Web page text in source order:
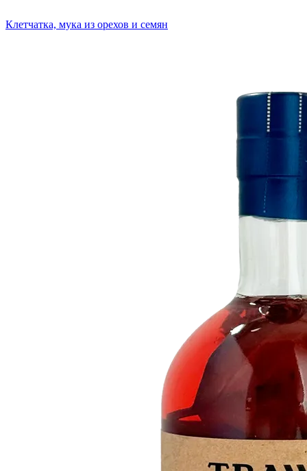
Клетчатка, мука из орехов и семян